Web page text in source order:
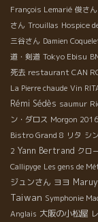
François Lemarié 俊さん
さん Trouillas Hospice
三谷さん Damien
道・剣道 Tokyo Ebisu
死去 restaurant CAN
La Pierre chaude Vin
Rémi Sédès saumur
ン・ダロス Morgon 2016
Bistro Grand 8 リタ シ
2 Yann Bertrand クロ
Callipyge Les gens de
ジュンさん ヨヨ
Taiwan Symphonie
Anglais 大阪の小松屋